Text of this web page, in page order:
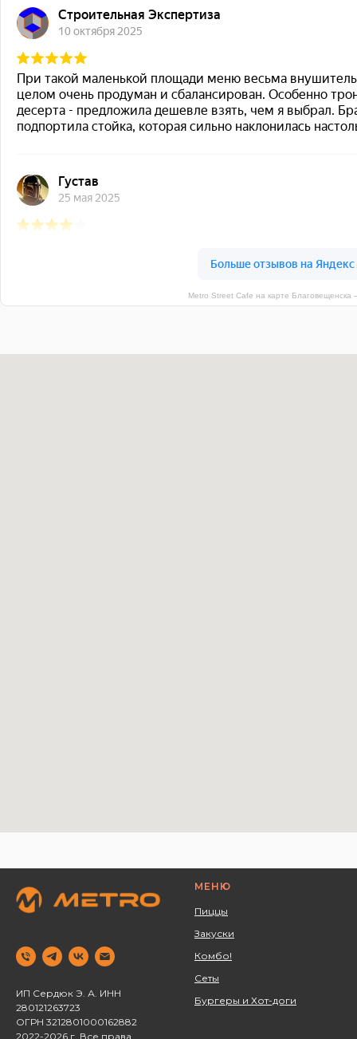
Metro Street Cafe на карте
ИП Сердюк Э. А. ИНН
280121263723 ‌
ОГРН 3212801000162882
2022-2026 г. Все права
МЕНЮ
Пиццы
Закуски
Комбо!
Сеты
Бургеры и Хот-доги